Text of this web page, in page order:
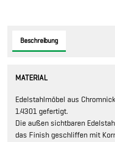
Beschreibung
MATERIAL
Edelstahlmöbel aus
1.4301 gefertigt.
Die außen sichtbaren
das Finish geschliffen mit